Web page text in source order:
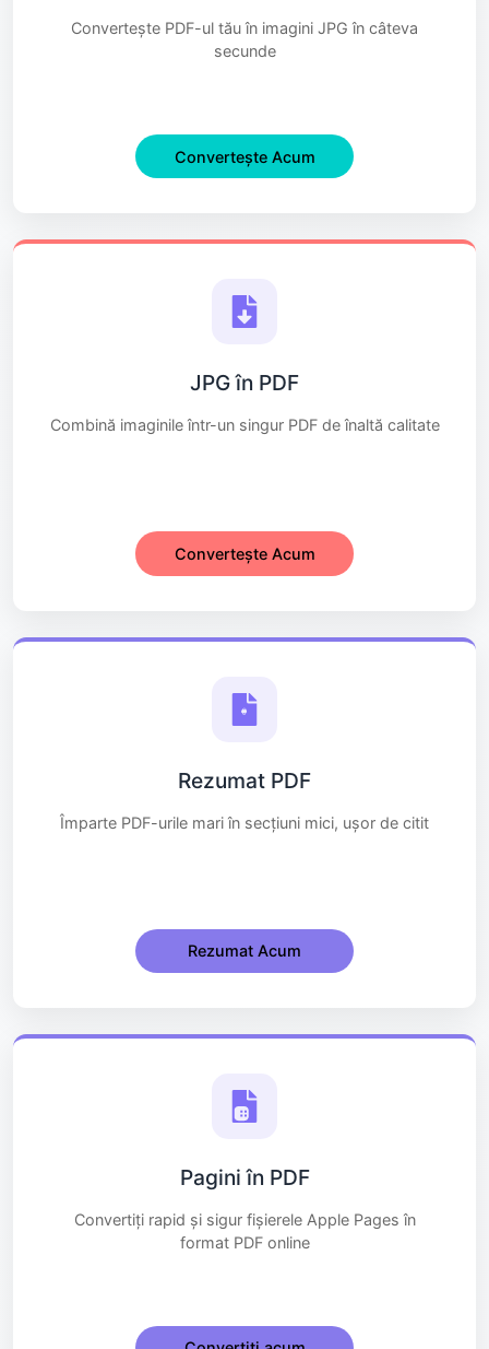
Convertește PDF-ul tău în imagini JPG în câteva
secunde
Convertește Acum
JPG în PDF
Combină imaginile într-un singur PDF de înaltă calitate
Convertește Acum
Rezumat PDF
Împarte PDF-urile mari în secțiuni mici, ușor de citit
Rezumat Acum
Pagini în PDF
Convertiți rapid și sigur fișierele Apple Pages în
format PDF online